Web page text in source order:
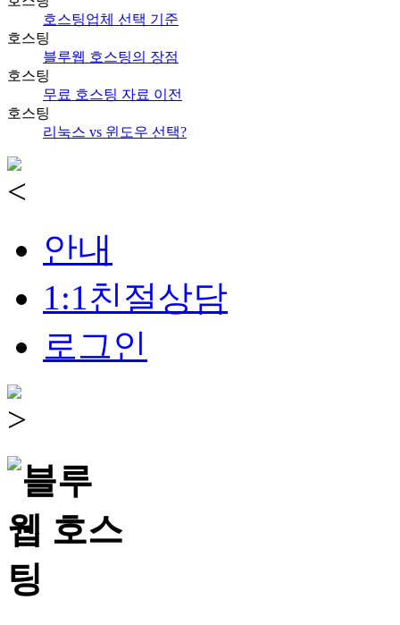
호스팅업체 선택 기준
호스팅
블루웹 호스팅의 장점
호스팅
무료 호스팅 자료 이전
호스팅
리눅스 vs 윈도우 선택?
안내
1:1친절상담
로그인